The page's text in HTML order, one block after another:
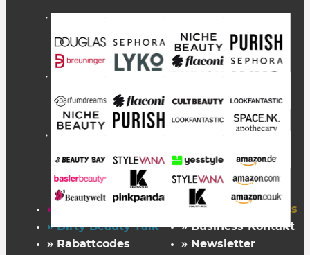
» Startseite
» Dirty Beauty Talk
» Rabattcodes
» FAZ Kaufkompass
» Business-Kontakt
» Newsletter